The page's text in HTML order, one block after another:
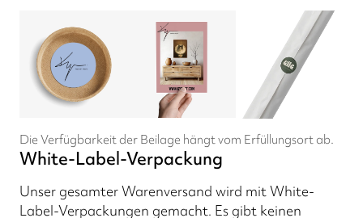
Die Verfügbarkeit der Beilage hängt vom Erfüllungsort ab.
White-Label-Verpackung
Unser gesamter Warenversand wird mit White-
Label-Verpackungen gemacht. Es gibt keinen